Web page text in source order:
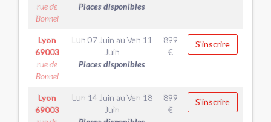
rue de
Bonnel
Places disponibles
Lyon
69003
rue de
Bonnel
Lun 07 Juin au Ven 11
Juin
Places disponibles
899
€
S'inscrire
Lyon
69003
Lun 14 Juin au Ven 18
Juin
899
€
S'inscrire